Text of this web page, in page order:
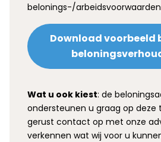
belonings-/
Download voorbeeld
Wat u ook kiest: de
ondersteunen u graag op deze
gerust contact op met onze
verkennen wat wij voor u